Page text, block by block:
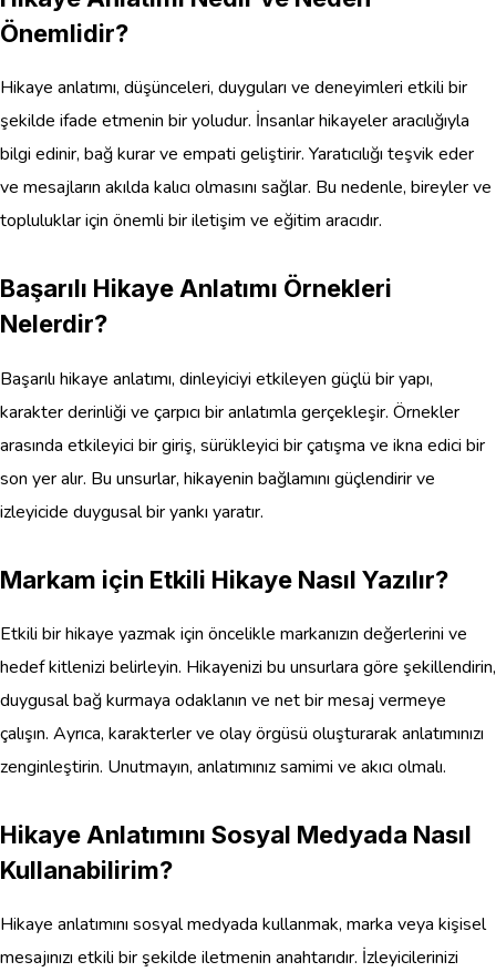
Önemlidir?
Hikaye anlatımı, düşünceleri, duyguları ve deneyimleri etkili bir
şekilde ifade etmenin bir yoludur. İnsanlar hikayeler aracılığıyla
bilgi edinir, bağ kurar ve empati geliştirir. Yaratıcılığı teşvik eder
ve mesajların akılda kalıcı olmasını sağlar. Bu nedenle, bireyler ve
topluluklar için önemli bir iletişim ve eğitim aracıdır.
Başarılı Hikaye Anlatımı Örnekleri
Nelerdir?
Başarılı hikaye anlatımı, dinleyiciyi etkileyen güçlü bir yapı,
karakter derinliği ve çarpıcı bir anlatımla gerçekleşir. Örnekler
arasında etkileyici bir giriş, sürükleyici bir çatışma ve ikna edici bir
son yer alır. Bu unsurlar, hikayenin bağlamını güçlendirir ve
izleyicide duygusal bir yankı yaratır.
Markam için Etkili Hikaye Nasıl Yazılır?
Etkili bir hikaye yazmak için öncelikle markanızın değerlerini ve
hedef kitlenizi belirleyin. Hikayenizi bu unsurlara göre şekillendirin,
duygusal bağ kurmaya odaklanın ve net bir mesaj vermeye
çalışın. Ayrıca, karakterler ve olay örgüsü oluşturarak anlatımınızı
zenginleştirin. Unutmayın, anlatımınız samimi ve akıcı olmalı.
Hikaye Anlatımını Sosyal Medyada Nasıl
Kullanabilirim?
Hikaye anlatımını sosyal medyada kullanmak, marka veya kişisel
mesajınızı etkili bir şekilde iletmenin anahtarıdır. İzleyicilerinizi